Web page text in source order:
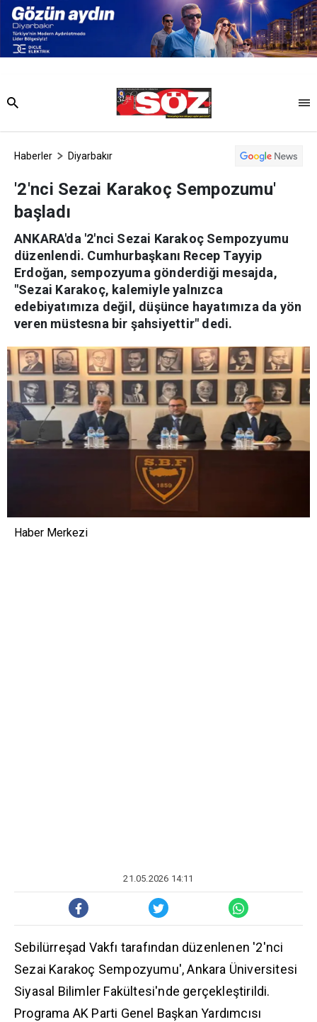
Haberler Diyarbakır
'2'nci Sezai Karakoç Sempozumu'
başladı
ANKARA'da '2'nci Sezai Karakoç Sempozyumu
düzenlendi. Cumhurbaşkanı Recep Tayyip
Erdoğan, sempozyuma gönderdiği mesajda,
"Sezai Karakoç, kalemiyle yalnızca
edebiyatımıza değil, düşünce hayatımıza da yön
veren müstesna bir şahsiyettir" dedi.
Haber Merkezi
21.05.2026 14:11
Sebilürreşad Vakfı tarafından düzenlenen '2'nci
Sezai Karakoç Sempozyumu', Ankara Üniversitesi
Siyasal Bilimler Fakültesi'nde gerçekleştirildi.
Programa AK Parti Genel Başkan Yardımcısı